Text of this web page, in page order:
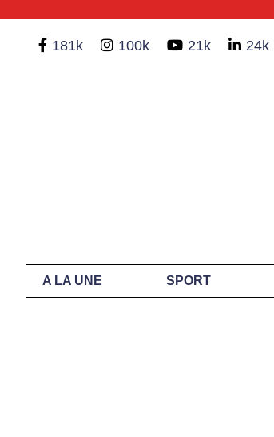
181k 100k 21k 24k
A LA UNE SPORT